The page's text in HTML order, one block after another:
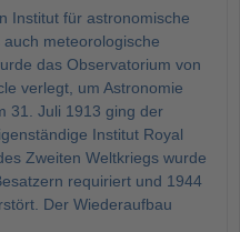
Institut für astronomische
meteorologische
das Observatorium von
verlegt, um Astronomie
31. Juli 1913 ging der
Institut Royal
Zweiten Weltkriegs wurde
requiriert und 1944
Der Wiederaufbau